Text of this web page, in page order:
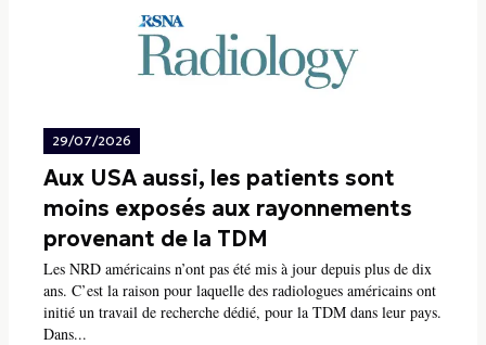
29/07/2026
Aux USA aussi, les patients sont
moins exposés aux rayonnements
provenant de la TDM
Les NRD américains n’ont pas été mis à jour depuis plus de dix
ans. C’est la raison pour laquelle des radiologues américains ont
initié un travail de recherche dédié, pour la TDM dans leur pays.
Dans...